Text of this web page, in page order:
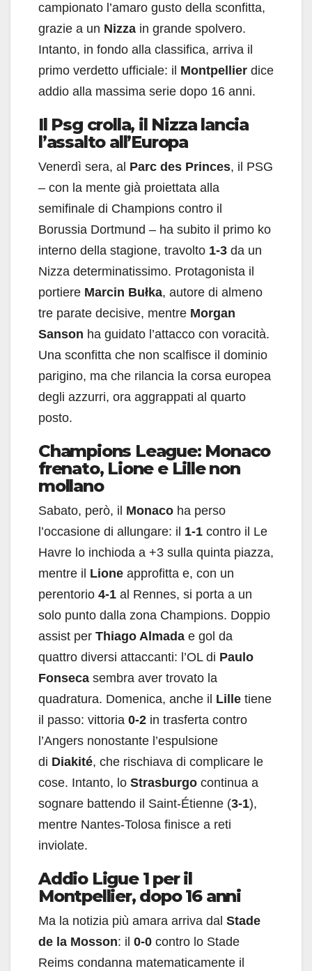
campionato l’amaro gusto della sconfitta,
grazie a un Nizza in grande spolvero.
Intanto, in fondo alla classifica, arriva il
primo verdetto ufficiale: il Montpellier dice
addio alla massima serie dopo 16 anni.
Il Psg crolla, il Nizza lancia
l’assalto all’Europa
Venerdì sera, al Parc des Princes, il PSG
– con la mente già proiettata alla
semifinale di Champions contro il
Borussia Dortmund – ha subito il primo ko
interno della stagione, travolto 1-3 da un
Nizza determinatissimo. Protagonista il
portiere Marcin Bułka, autore di almeno
tre parate decisive, mentre Morgan
Sanson ha guidato l’attacco con voracità.
Una sconfitta che non scalfisce il dominio
parigino, ma che rilancia la corsa europea
degli azzurri, ora aggrappati al quarto
posto.
Champions League: Monaco
frenato, Lione e Lille non
mollano
Sabato, però, il Monaco ha perso
l’occasione di allungare: il 1-1 contro il Le
Havre lo inchioda a +3 sulla quinta piazza,
mentre il Lione approfitta e, con un
perentorio 4-1 al Rennes, si porta a un
solo punto dalla zona Champions. Doppio
assist per Thiago Almada e gol da
quattro diversi attaccanti: l’OL di Paulo
Fonseca sembra aver trovato la
quadratura. Domenica, anche il Lille tiene
il passo: vittoria 0-2 in trasferta contro
l’Angers nonostante l’espulsione
di Diakité, che rischiava di complicare le
cose. Intanto, lo Strasburgo continua a
sognare battendo il Saint-Étienne (3-1),
mentre Nantes-Tolosa finisce a reti
inviolate.
Addio Ligue 1 per il
Montpellier, dopo 16 anni
Ma la notizia più amara arriva dal Stade
de la Mosson: il 0-0 contro lo Stade
Reims condanna matematicamente il